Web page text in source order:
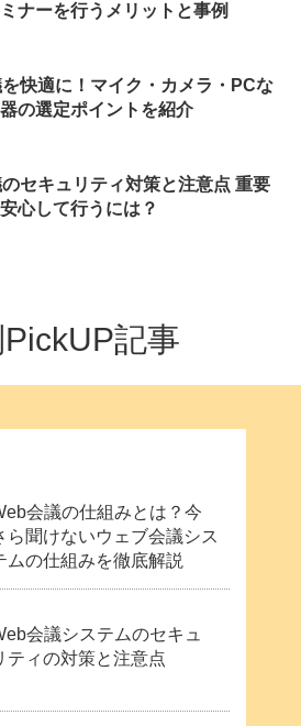
ナーを行うメリットと事例
快適に！マイク・カメラ・PCな
の選定ポイントを紹介
セキュリティ対策と注意点 重要
心して行うには？
記事
会議の仕組みとは？今
ら聞けないウェブ会議シス
ムの仕組みを徹底解説
会議システムのセキュ
ティの対策と注意点